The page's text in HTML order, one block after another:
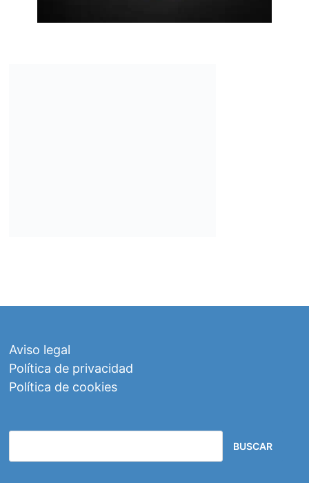
Aviso legal
Política de privacidad
Política de cookies
BUSCAR